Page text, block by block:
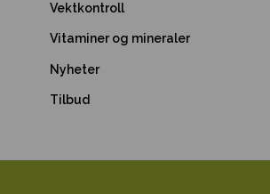
Vektkontroll
Vitaminer og mineraler
Nyheter
Tilbud